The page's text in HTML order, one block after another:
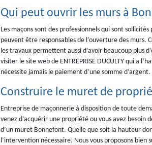
Qui peut ouvrir les murs à
Les maçons sont des professionnels qui sont
peuvent être responsables de l’ouverture des
les travaux permettent aussi d’avoir beaucoup plus
visiter le site web de ENTREPRISE DUCULTY qui a
nécessite jamais le paiement d’une somme d’argent.
Construire le muret de
Entreprise de maçonnerie à disposition de toute
venez d’acquérir une propriété ou vous avez
d’un muret Bonnefont. Quelle que soit la hauteur
l’intervention nécessaire. Nous vous proposons